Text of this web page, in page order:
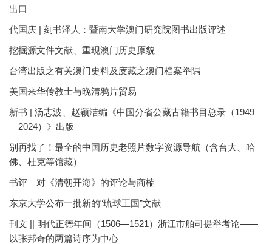
出口
代国庆 | 刻书泽人：暨南大学澳门研究院图书出版评述
挖掘源文件文献、重现澳门历史原貌
台湾出版之有关澳门史料及庋藏之澳门档案举隅
美国来华传教士与晚清鸦片贸易
新书 | 汤志波、赵颖洁编《中国分省公藏古籍书目总录（1949
—2024）》出版
别再找了！最全的中国历史老照片数字资源导航（含台大、哈
佛、杜克等馆藏）
书评｜对《清朝开海》的评论与商榷
东京大学公布一批新的“琉球王国”文献
刊文 || 明代正德年间（1506—1521）浙江市舶司提举考论——
以张邦奇的两篇诗序为中心